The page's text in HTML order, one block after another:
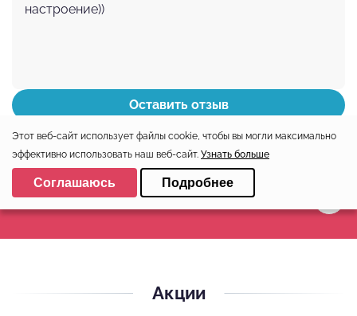
настроение))
Оставить отзыв
Подробнее о враче
Акции
Этот веб-сайт использует файлы cookie, чтобы вы могли максимально
эффективно использовать наш веб-сайт. Узнать больше
Выберите настройки cookie
Минимальные
Аналитические/Функциональные
Соглашаюсь Подробнее